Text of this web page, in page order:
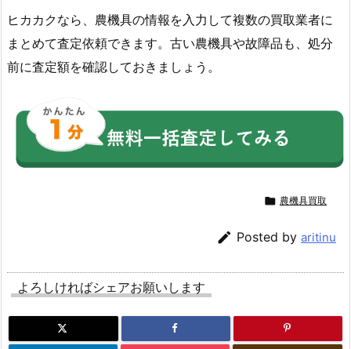
ヒカカクなら、農機具の情報を入力して複数の買取業者に
まとめて査定依頼できます。古い農機具や故障品も、処分
前に査定額を確認しておきましょう。
 農機具買取
 Posted by aritinu
よろしければシェアお願いします